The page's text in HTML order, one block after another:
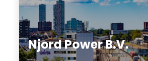
Njord Power B.V.